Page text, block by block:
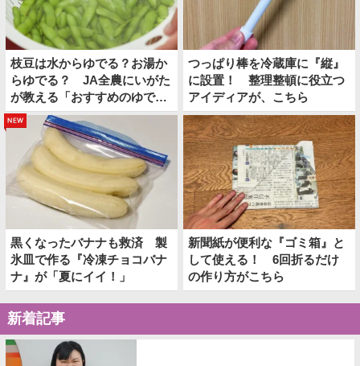
枝豆は水からゆでる？お湯か
らゆでる？ JA全農にいがた
が教える「おすすめのゆで
方」がこちら
つっぱり棒を冷蔵庫に『縦』
に設置！ 整理整頓に役立つ
アイディアが、こちら
new
黒くなったバナナも救済 製
氷皿で作る『冷凍チョコバナ
ナ』が「夏にイイ！」
新聞紙が便利な『ゴミ箱』と
して使える！ 6回折るだけ
の作り方がこちら
新着記事